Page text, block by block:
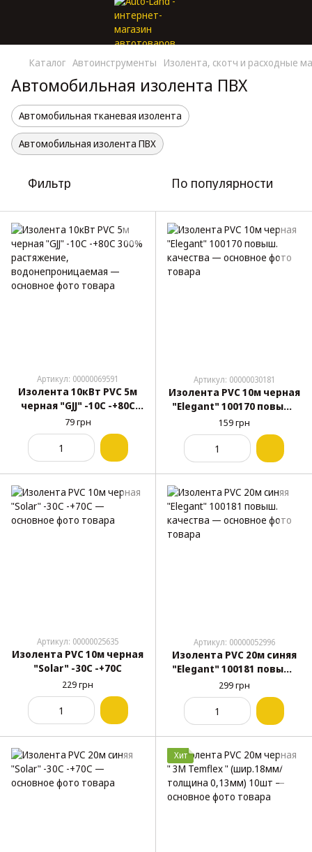
Каталог Автоинструменты Изолента, скотч и расходные
Автомобильная изолента ПВХ
Автомобильная тканевая изолента
Автомобильная изолента ПВХ
Фильтр По популярности
Артикул: 00000069591
Изолента 10кВт PVC 5м
черная "GJJ" -10С -+80С
300% растяжение,
водонепроницаемая
79 грн
Артикул: 00000030181
Изолента PVC 10м черная
"Elegant" 100170 повыш.
качества
159 грн
Артикул: 00000025635
Изолента PVC 10м черная
"Solar" -30С -+70С
229 грн
Артикул: 00000052996
Изолента PVC 20м синяя
"Elegant" 100181 повыш.
качества
299 грн
Хит